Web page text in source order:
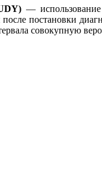
— использование
постановки
совокупную